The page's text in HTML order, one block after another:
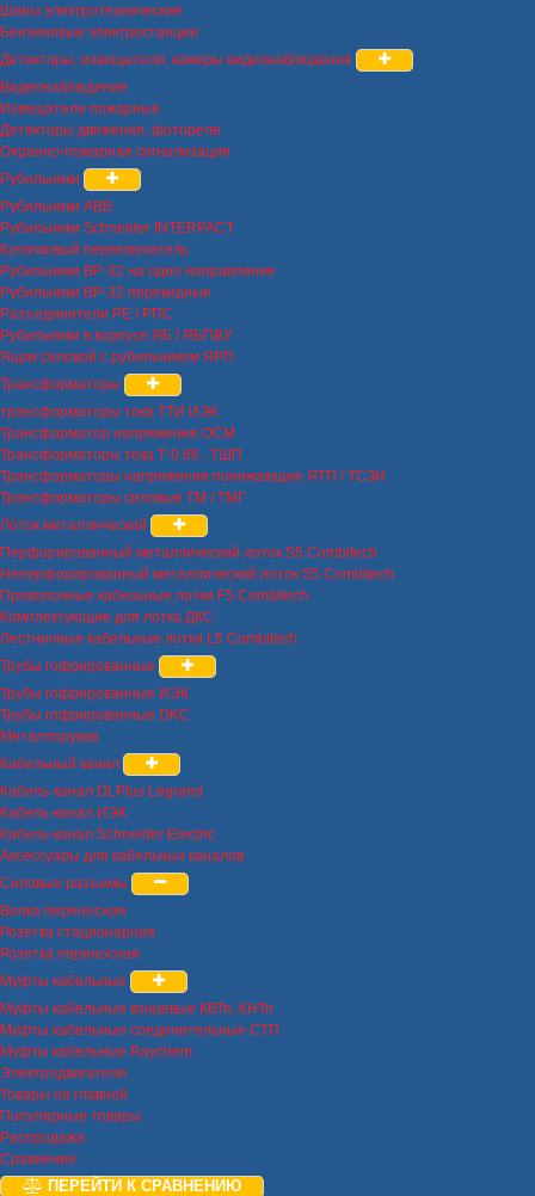
Шины электротехнические
Бензиновые электростанции
Детекторы, извещатели, камеры видеонаблюдения
Видеонаблюдение
Извещатели пожарные
Детекторы движения, фотореле
Охранно-пожарная сигнализация
Рубильники
Рубильники ABB
Рубильники Schneider INTERPACT
Кулачковый переключатель
Рубильники ВР-32 на одно направление
Рубильники ВР-32 перекидные
Разъединители РЕ / РПС
Рубильники в корпусе ЯБ / ЯБПВУ
Ящик силовой с рубильником ЯРП
Трансформаторы
трансформаторы тока ТТИ ИЭК
Трансформатор напряжения ОСМ
Трансформаторы тока Т-0.66 , ТШП
Трансформаторы напряжения понижающие ЯТП / ТСЗИ
Трансформаторы силовые ТМ / ТМГ
Лоток металлический
Перфорированный металлический лоток S5 Combitech
Неперфорированный металлический лоток S5 Combitech
Проволочные кабельные лотки F5 Combitech
Комплектующие для лотка ДКС
Лестничные кабельные лотки L5 Combitech
Трубы гофрированные
Трубы гофрированные ИЭК
Трубы гофрированные DKC
Металлорукав
Кабельный канал
Кабель-канал DLPlus Legrand
Кабель-канал ИЭК
Кабель-канал Schneider Electric
Аксессуары для кабельных каналов
Силовые разъемы
Вилка переносная
Розетка стационарная
Розетка переносная
Муфты кабельные
Муфты кабельные концевые КВТп, КНТп
Муфты кабельные соединительные СТП
Муфты кабельные Raychem
Электродвигатели
Товары на главной
Популярные товары
Распродажа
Сравнение
ПЕРЕЙТИ К СРАВНЕНИЮ